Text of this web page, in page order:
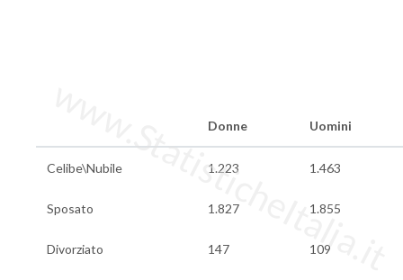
Donne Uomini
Celibe\Nubile 1.223 1.463
Sposato 1.827 1.855
Divorziato 147 109
www.StatisticheItalia.it